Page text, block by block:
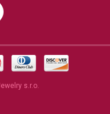
s.r.o.